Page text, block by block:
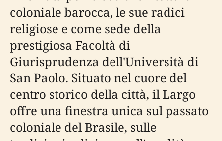
coloniale barocca, le sue radici
religiose e come sede della
prestigiosa Facoltà di
Giurisprudenza dell'Università di
San Paolo. Situato nel cuore del
centro storico della città, il Largo
offre una finestra unica sul passato
coloniale del Brasile, sulle